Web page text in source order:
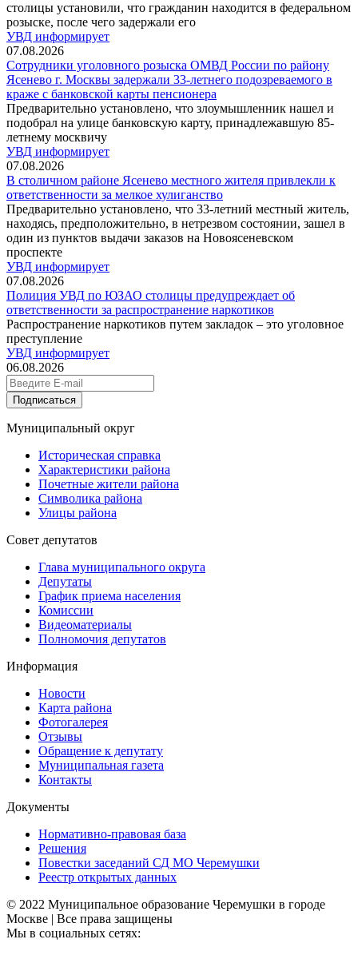
столицы установили, что гражданин находится в федеральном
розыске, после чего задержали его
УВД информирует
07.08.2026
Сотрудники уголовного розыска ОМВД России по району
Ясенево г. Москвы задержали 33-летнего подозреваемого в
краже с банковской карты пенсионера
Предварительно установлено, что злоумышленник нашел и
подобрал на улице банковскую карту, принадлежавшую 85-
летнему москвичу
УВД информирует
07.08.2026
В столичном районе Ясенево местного жителя привлекли к
ответственности за мелкое хулиганство
Предварительно установлено, что 33-летний местный житель,
находясь, предположительно, в нетрезвом состоянии, зашел в
один из пунктов выдачи заказов на Новоясеневском
проспекте
УВД информирует
07.08.2026
Полиция УВД по ЮЗАО столицы предупреждает об
ответственности за распространение наркотиков
Распространение наркотиков путем закладок – это уголовное
преступление
УВД информирует
06.08.2026
Подписаться
Муниципальный округ
Историческая справка
Характеристики района
Почетные жители района
Символика района
Улицы района
Совет депутатов
Глава муниципального округа
Депутаты
График приема населения
Комиссии
Видеоматериалы
Полномочия депутатов
Информация
Новости
Карта района
Фотогалерея
Отзывы
Обращение к депутату
Муниципальная газета
Контакты
Документы
Нормативно-правовая база
Решения
Повестки заседаний СД МО Черемушки
Реестр открытых данных
© 2022 Муниципальное образование Черемушки в городе
Москве | Все права защищены
Мы в социальных сетях: